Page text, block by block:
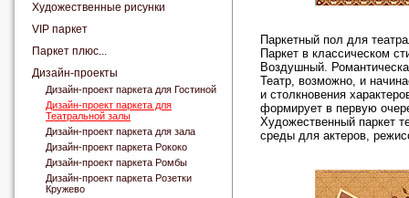
Художественные рисунки
VIP паркет
Паркет плюс...
Дизайн-проекты
Дизайн-проект паркета для Гостиной
Дизайн-проект паркета для
Театральной залы
Дизайн-проект паркета для зала
Дизайн-проект паркета Рококо
Дизайн-проект паркета Ромбы
Дизайн-проект паркета Розетки
Кружево
Паркетный пол для
Паркет в классическом
Воздушный.
Театр, возможно, и
и столкновения
формирует в первую
Художественный паркет
среды для актеров,